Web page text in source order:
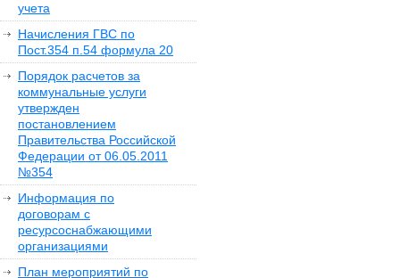
учета
Начисления ГВС по
Пост.354 п.54 формула 20
Порядок расчетов за
коммунальные услуги
утвержден
постановлением
Правительства Российской
Федерации от 06.05.2011
№354
Информация по
договорам с
ресурсоснабжающими
организациями
План мероприятий по